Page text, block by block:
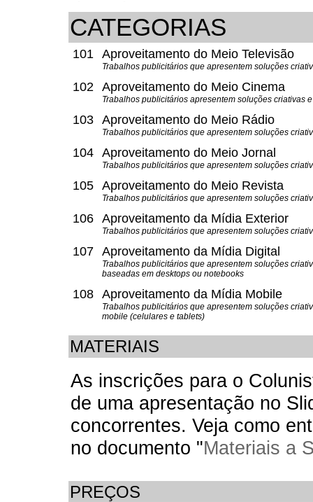
CATEGORIAS
101 Aproveitamento do Meio Televisão
Trabalhos publicitários que apresentem soluções
102 Aproveitamento do Meio Cinema
Trabalhos publicitários apresentem soluções criativas
103 Aproveitamento do Meio Rádio
Trabalhos publicitários que apresentem soluções
104 Aproveitamento do Meio Jornal
Trabalhos publicitários que apresentem soluções
105 Aproveitamento do Meio Revista
Trabalhos publicitários que apresentem soluções
106 Aproveitamento da Mídia Exterior
Trabalhos publicitários que apresentem soluções
107 Aproveitamento da Mídia Digital
Trabalhos publicitários que apresentem soluções
baseadas em desktops ou notebooks
108 Aproveitamento da Mídia Mobile
Trabalhos publicitários que apresentem soluções
mobile (celulares e tablets)
MATERIAIS
As inscrições para o
de uma apresentação no
concorrentes. Veja como
no documento "Materiais a
PREÇOS